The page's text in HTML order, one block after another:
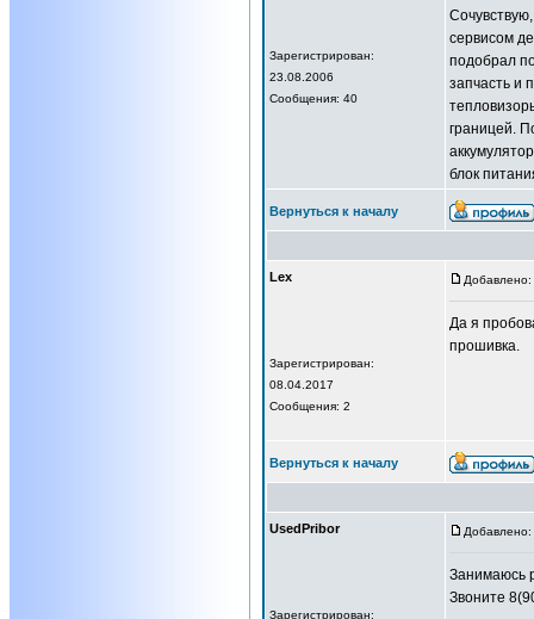
Зарегистрирован:
23.08.2006
Сообщения: 40
сервисом
подобрал
запчасть и
границей.
блок
Вернуться к началу
Lex
Зарегистрирован:
08.04.2017
Сообщения: 2
Да я
прошивка.
Вернуться к началу
UsedPribor
Зарегистрирован:
Занимаюсь
Звоните